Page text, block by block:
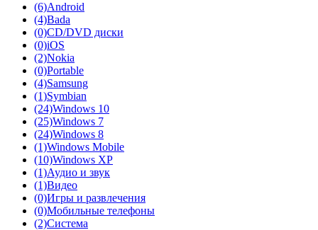
(6)Android
(4)Bada
(0)CD/DVD диски
(0)iOS
(2)Nokia
(0)Portable
(4)Samsung
(1)Symbian
(24)Windows 10
(25)Windows 7
(24)Windows 8
(1)Windows Mobile
(10)Windows XP
(1)Аудио и звук
(1)Видео
(0)Игры и развлечения
(0)Мобильные телефоны
(2)Система